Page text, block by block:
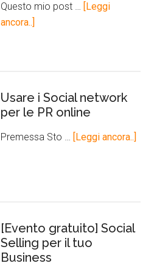
Questo mio post …
[Leggi
ancora..]
Usare i Social network
per le PR online
Premessa Sto … [Leggi ancora..]
[Evento gratuito] Social
Selling per il tuo
Business